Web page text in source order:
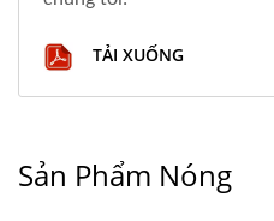
TẢI XUỐNG
Sản Phẩm Nóng